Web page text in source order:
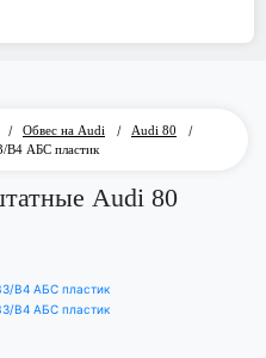
/ Обвес на Audi / Audi 80
/
B4 АБС пластик
Audi 80